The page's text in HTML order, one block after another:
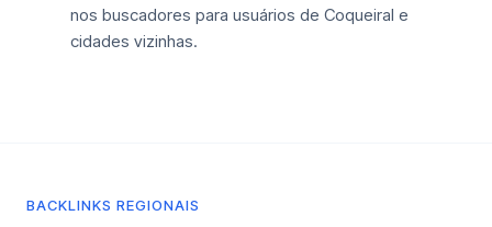
nos buscadores para usuários de Coqueiral e
cidades vizinhas.
BACKLINKS REGIONAIS